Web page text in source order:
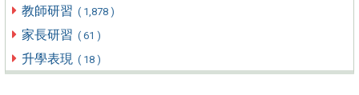
教師研習 ( 1,878 )
家長研習 ( 61 )
升學表現 ( 18 )